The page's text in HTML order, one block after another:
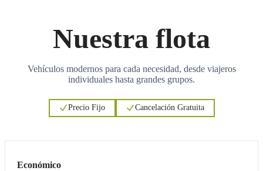
Nuestra flota
Vehículos modernos para cada necesidad, desde viajeros
individuales hasta grandes grupos.
Precio Fijo Cancelación Gratuita
Económico